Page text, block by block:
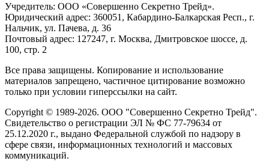
Учредитель: ООО «Совершенно Секретно Трейд».
Юридический адрес: 360051, Кабардино-Балкарская Респ., г.
Нальчик, ул. Пачева, д. 36
Почтовый адрес: 127247, г. Москва, Дмитровское шоссе, д.
100, стр. 2
Все права защищены. Копирование и использование
материалов запрещено, частичное цитирование возможно
только при условии гиперссылки на сайт.
Copyright © 1989-2026. ООО "Совершенно Секретно Трейд".
Свидетельство о регистрации ЭЛ № ФС 77-79634 от
25.12.2020 г., выдано Федеральной службой по надзору в
сфере связи, информационных технологий и массовых
коммуникаций.